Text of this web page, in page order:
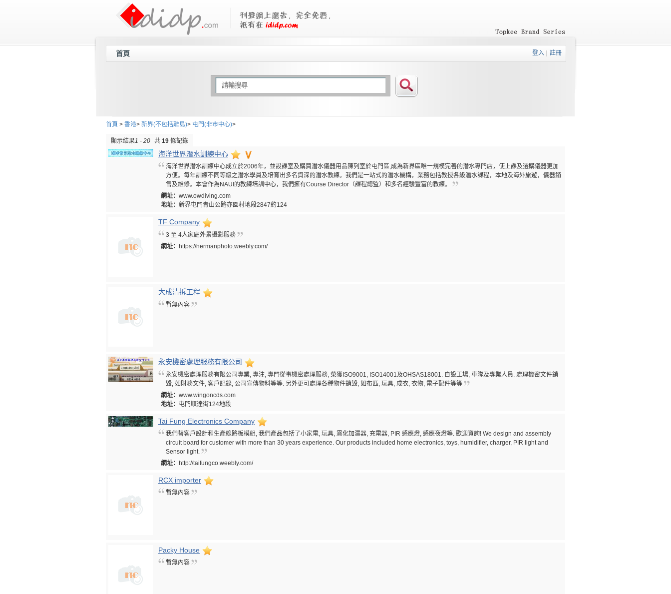
首頁 登入 註冊
首頁 > 香港> 新界(不包括離島)> 屯門(非市中心)>
顯示结果1 - 20 共 19 條記錄
海洋世界潛水訓練中心
海洋世界潛水訓練中心成立於2006年，並設課室及購買潛水儀器用品陳列室於屯門區,成為新界區唯一規模完善的潛水專門店，使上課及選購儀器更加
方便。每年訓練不同等級之潛水學員及培育出多名資深的潛水教練。我們是一站式的潛水機構，業務包括教授各級潛水課程，本地及海外旅遊，儀器銷
售及維修。本會作為NAUI的教練培訓中心，我們擁有Course Director（課程總監）和多名經驗豐富的教練。
網址： www.owdiving.com
地址： 新界屯門青山公路亦園村地段2847約124
TF Company
3 至 4人家庭外景攝影服務
網址： https://hermanphoto.weebly.com/
大成清拆工程
暫無內容
永安機密處理服務有限公司
永安機密處理服務有限公司專業, 專注, 專門從事機密處理服務, 榮獲ISO9001, ISO14001及OHSAS18001. 自設工場, 車隊及專業人員. 處理機密文件銷
毀, 如財務文件, 客戶記錄, 公司宣傳物料等等. 另外更可處理各種物件銷毀, 如布匹, 玩具, 成衣, 衣物, 電子配件等等
網址： www.wingoncds.com
地址： 屯門順達街124地段
Tai Fung Electronics Company
我們替客戶設計和生產線路板模組, 我們產品包括了小家電, 玩具, 霧化加濕器, 充電器, PIR 感應燈, 感應夜燈等. 歡迎資詢! We design and assembly
circuit board for customer with more than 30 years experience. Our products included home electronics, toys, humidifier, charger, PIR light and
Sensor light.
網址： http://taifungco.weebly.com/
RCX importer
暫無內容
Packy House
暫無內容